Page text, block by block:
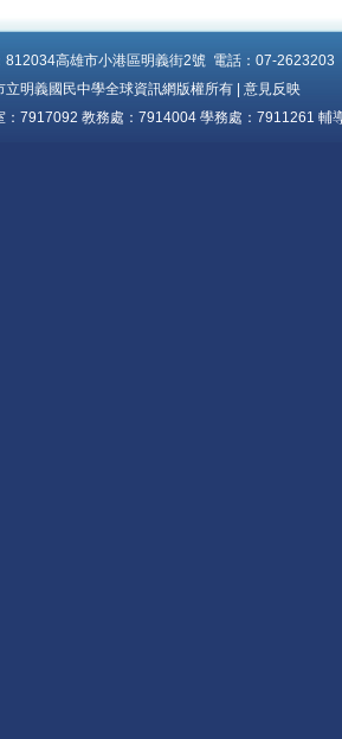
812034高雄市小港區明義街2號 電話：07-
立明義國民中學全球資訊網版權所有 | 意見反映
：7917092 教務處：7914004 學務處：7911261 輔